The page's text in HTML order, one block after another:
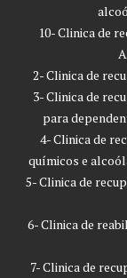
10- Clinica de
2- Clinica de
3- Clinica de
para
4- Clinica de
químicos e
5- Clinica de
6- Clinica de
7- Clinica de